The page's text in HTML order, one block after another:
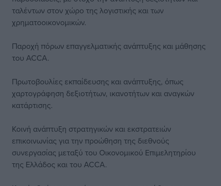
ταλέντων στον χώρο της λογιστικής και των
χρηματοοικονομικών.
Παροχή πόρων επαγγελματικής ανάπτυξης και μάθησης
του ACCA.
Πρωτοβουλίες εκπαίδευσης και ανάπτυξης, όπως
χαρτογράφηση δεξιοτήτων, ικανοτήτων και αναγκών
κατάρτισης.
Κοινή ανάπτυξη στρατηγικών και εκστρατειών
επικοινωνίας για την προώθηση της διεθνούς
συνεργασίας μεταξύ του Οικονομικού Επιμελητηρίου
της Ελλάδος και του ACCA.